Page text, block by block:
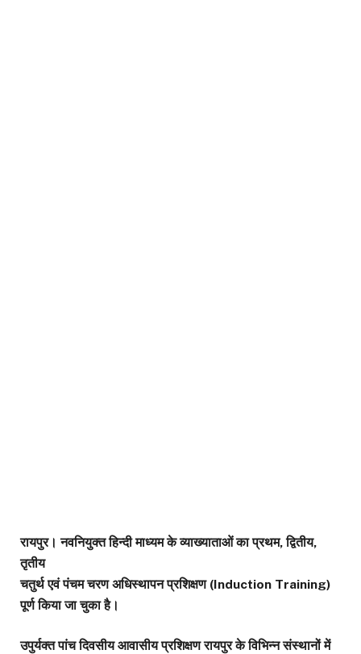
रायपुर। नवनियुक्त हिन्दी माध्यम के व्याख्याताओं का प्रथम, द्वितीय,
तृतीय
चतुर्थ एवं पंचम चरण अधिस्थापन प्रशिक्षण (Induction Training)
पूर्ण किया जा चुका है।
उपुर्यक्त पांच दिवसीय आवासीय प्रशिक्षण रायपुर के विभिन्न संस्थानों में